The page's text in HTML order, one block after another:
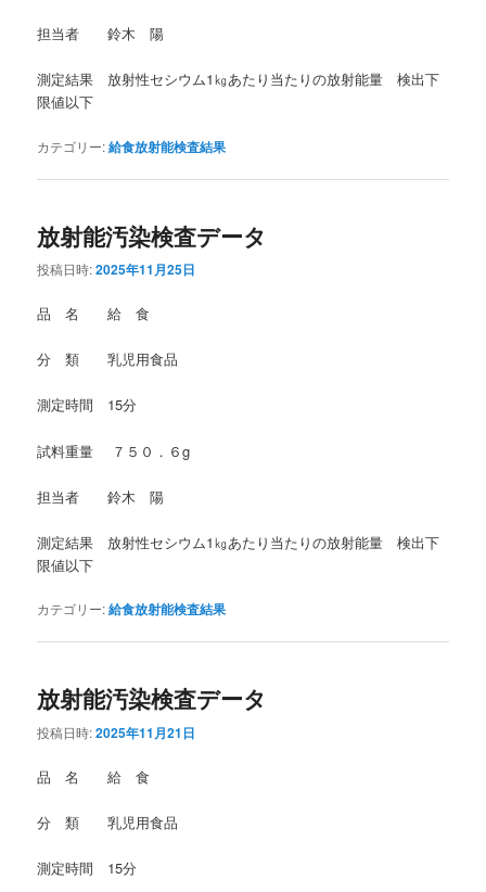
担当者 鈴木 陽
測定結果 放射性セシウム1㎏あたり当たりの放射能量 検出下
限値以下
カテゴリー:給食放射能検査結果
放射能汚染検査データ
投稿日時:2025年11月25日
品 名 給 食
分 類 乳児用食品
測定時間 15分
試料重量 ７５０．６g
担当者 鈴木 陽
測定結果 放射性セシウム1㎏あたり当たりの放射能量 検出下
限値以下
カテゴリー:給食放射能検査結果
放射能汚染検査データ
投稿日時:2025年11月21日
品 名 給 食
分 類 乳児用食品
測定時間 15分